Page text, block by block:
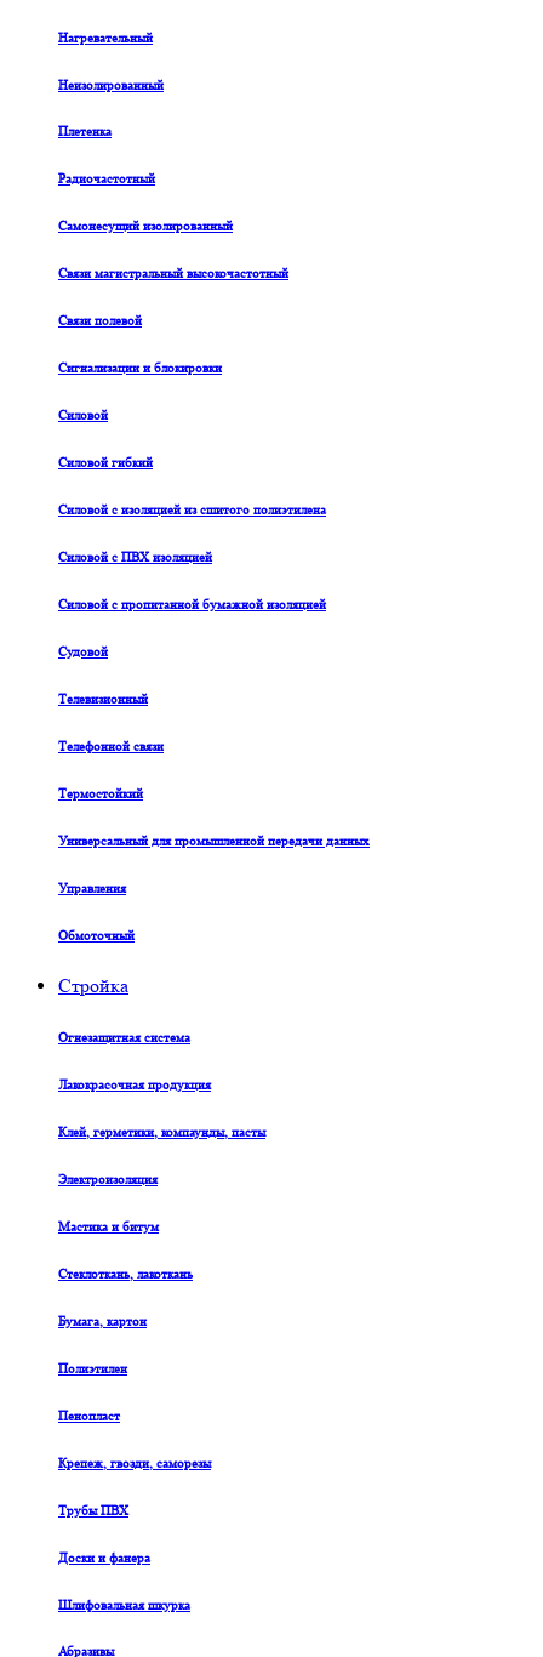
Нагревательный
Неизолированный
Плетенка
Радиочастотный
Самонесущий изолированный
Связи магистральный высокочастотный
Связи полевой
Сигнализации и блокировки
Силовой
Силовой гибкий
Силовой с изоляцией из сшитого полиэтилена
Силовой с ПВХ изоляцией
Силовой с пропитанной бумажной изоляцией
Судовой
Телевизионный
Телефонной связи
Термостойкий
Универсальный для промышленной передачи данных
Управления
Обмоточный
Стройка
Огнезащитная система
Лакокрасочная продукция
Клей, герметики, компаунды, пасты
Электроизоляция
Мастика и битум
Стеклоткань, лакоткань
Бумага, картон
Полиэтилен
Пенопласт
Крепеж, гвозди, саморезы
Трубы ПВХ
Доски и фанера
Шлифовальная шкурка
Абразивы